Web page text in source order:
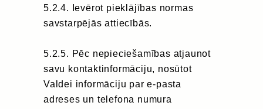
5.2.4. Ievērot pieklājības normas
savstarpējās attiecībās.
5.2.5. Pēc nepieciešamības atjaunot
savu kontaktinformāciju, nosūtot
Valdei informāciju par e-pasta
adreses un telefona numura